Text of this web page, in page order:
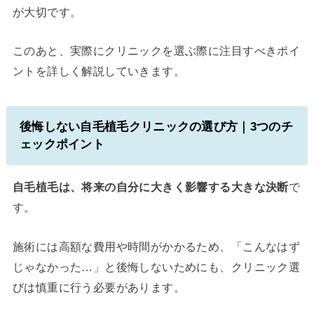
が大切です。
このあと、実際にクリニックを選ぶ際に注目すべきポイ
ントを詳しく解説していきます。
後悔しない自毛植毛クリニックの選び方｜3つのチ
ェックポイント
自毛植毛は、将来の自分に大きく影響する大きな決断で
す。
施術には高額な費用や時間がかかるため、「こんなはず
じゃなかった…」と後悔しないためにも、クリニック選
びは慎重に行う必要があります。